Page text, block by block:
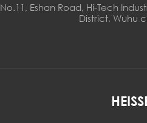
No.11, Eshan Road, Hi-Tech
District, Wuhu